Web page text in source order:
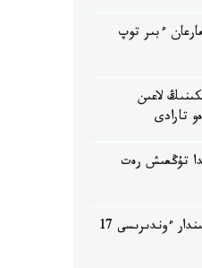
ءبىر توپ
لاعىن
تارادى
تۇڭعىش رەت
قازاقستاندا الكوگولسىز سۋسىندار ءوندىرىسى 17